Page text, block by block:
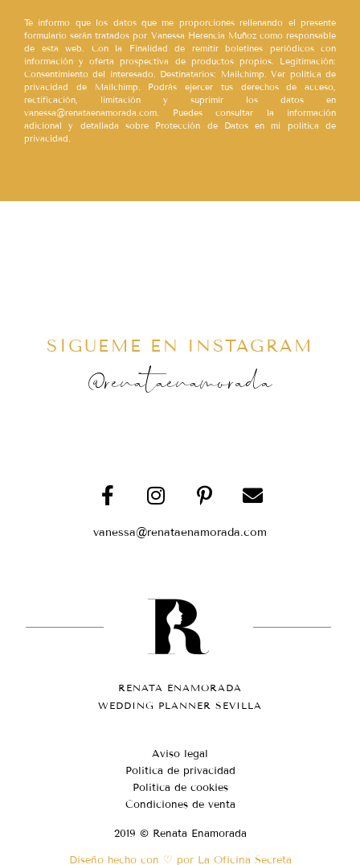
Te informo que los datos que me proporciones rellenando el presente
formulario serán tratados por Vanessa Herencia Muñoz como responsable
de esta web. Con la Finalidad de remitir boletines periódicos con
información y oferta prospectiva de productos propios. Legitimación:
Consentimiento del interesado. Destinatarios: Mailchimp. Ver política de
privacidad de Mailchimp. Podrás ejercer tus derechos de acceso,
rectificación, limitación y suprimir los datos en
vanessa@renataenamorada.com. Puedes consultar la información
adicional y detallada sobre Protección de Datos en mi política de
privacidad.
SÍGUEME EN INSTAGRAM
@renataenamorada
vanessa@renataenamorada.com
RENATA ENAMORADA
WEDDING PLANNER SEVILLA
Aviso legal
Política de privacidad
Política de cookies
Condiciones de venta
2019 © Renata Enamorada
Diseño hecho con ♡ por La Oficina Secreta